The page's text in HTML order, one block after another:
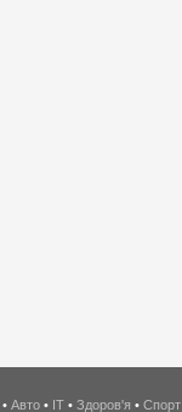
• Авто • IT • Здоров'я • Спорт